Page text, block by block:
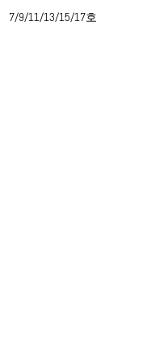
7/9/11/13/15/17호